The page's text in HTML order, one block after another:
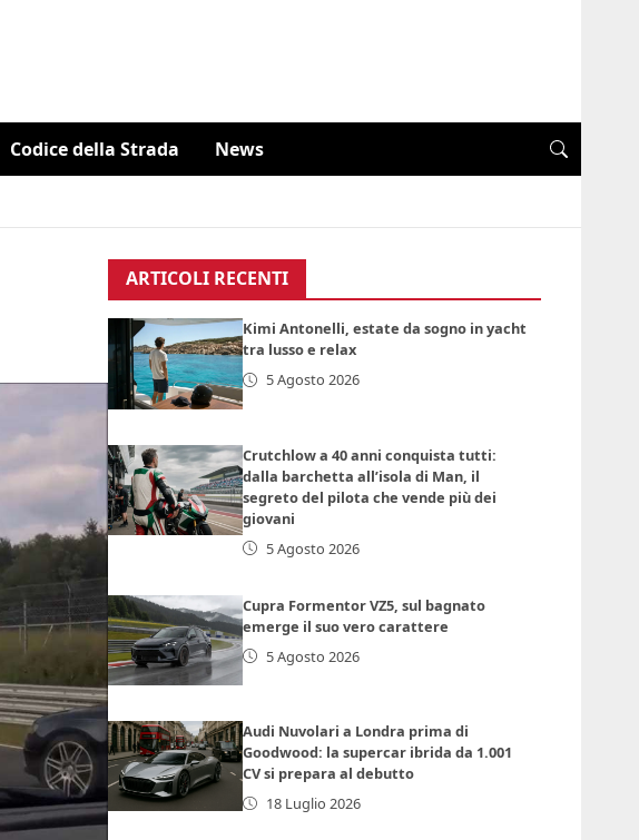
Codice della Strada News
ARTICOLI RECENTI
Kimi Antonelli, estate da sogno in yacht
tra lusso e relax
5 Agosto 2026
Crutchlow a 40 anni conquista tutti:
dalla barchetta all’isola di Man, il
segreto del pilota che vende più dei
giovani
5 Agosto 2026
Cupra Formentor VZ5, sul bagnato
emerge il suo vero carattere
5 Agosto 2026
Audi Nuvolari a Londra prima di
Goodwood: la supercar ibrida da 1.001
CV si prepara al debutto
18 Luglio 2026